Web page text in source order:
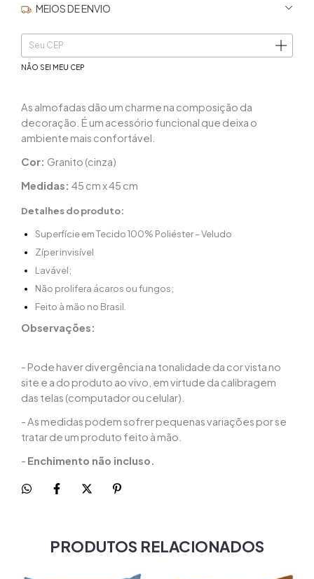
MEIOS DE ENVIO
NÃO SEI MEU CEP
As almofadas dão um charme na composição da
decoração. É um acessório funcional que deixa o
ambiente mais confortável.
Cor: Granito (cinza)
Medidas: 45 cm x 45 cm
Detalhes do produto:
Superfície em Tecido 100% Poliéster – Veludo
Zíper invisível
Lavável;
Não prolifera ácaros ou fungos;
Feito à mão no Brasil.
Observações:
- Pode haver divergência na tonalidade da cor vista no
site e a do produto ao vivo, em virtude da calibragem
das telas (computador ou celular).
- As medidas podem sofrer pequenas variações por se
tratar de um produto feito à mão.
- Enchimento não incluso.
PRODUTOS RELACIONADOS